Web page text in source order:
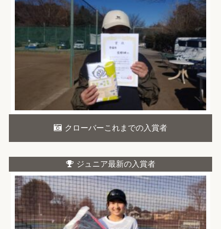
クローバーこれまでの入賞者
ジュニア最新の入賞者